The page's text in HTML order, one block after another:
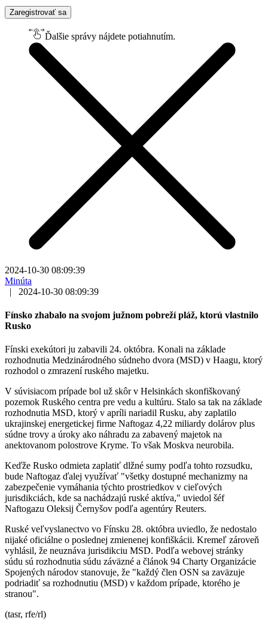
Zaregistrovať sa
Ďalšie správy nájdete potiahnutím.
2024-10-30 08:09:39
Minúta
|
2024-10-30 08:09:39
Fínsko zhabalo na svojom južnom pobreží pláž, ktorú vlastnilo
Rusko
Fínski exekútori ju zabavili 24. októbra. Konali na základe
rozhodnutia Medzinárodného súdneho dvora (MSD) v Haagu, ktorý
rozhodol o zmrazení ruského majetku.
V súvisiacom prípade bol už skôr v Helsinkách skonfiškovaný
pozemok Ruského centra pre vedu a kultúru. Stalo sa tak na základe
rozhodnutia MSD, ktorý v apríli nariadil Rusku, aby zaplatilo
ukrajinskej energetickej firme Naftogaz 4,22 miliardy dolárov plus
súdne trovy a úroky ako náhradu za zabavený majetok na
anektovanom polostrove Kryme. To však Moskva neurobila.
Keďže Rusko odmieta zaplatiť dlžné sumy podľa tohto rozsudku,
bude Naftogaz ďalej využívať "všetky dostupné mechanizmy na
zabezpečenie vymáhania týchto prostriedkov v cieľových
jurisdikciách, kde sa nachádzajú ruské aktíva," uviedol šéf
Naftogazu Oleksij Černyšov podľa agentúry Reuters.
Ruské veľvyslanectvo vo Fínsku 28. októbra uviedlo, že nedostalo
nijaké oficiálne o poslednej zmienenej konfiškácii. Kremeľ zároveň
vyhlásil, že neuznáva jurisdikciu MSD. Podľa webovej stránky
súdu sú rozhodnutia súdu záväzné a článok 94 Charty Organizácie
Spojených národov stanovuje, že "každý člen OSN sa zaväzuje
podriadiť sa rozhodnutiu (MSD) v každom prípade, ktorého je
stranou".
(tasr, rfe/rl)